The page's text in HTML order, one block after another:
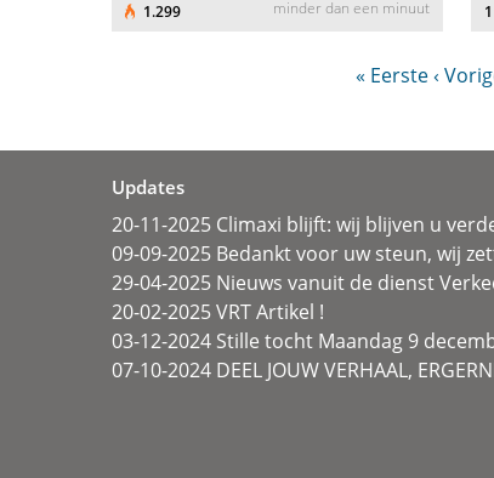
1.299 minder dan een minuut 1
« Eerste‹
Updates
20-11-2025 Climaxi blijft: wij blijven u
09-09-2025 Bedankt voor uw steun, wij
29-04-2025 Nieuws vanuit de dienst
20-02-2025 VRT Artikel !
03-12-2024 Stille tocht Maandag 9
07-10-2024 DEEL JOUW VERHAAL,